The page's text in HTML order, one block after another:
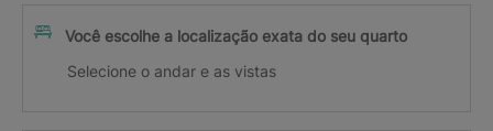
Você escolhe a localização exata do seu quarto
Selecione o andar e as vistas